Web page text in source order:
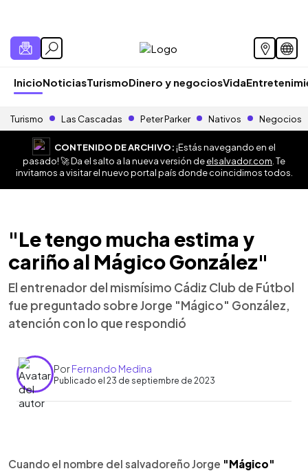
InicioNoticiasTurismoDinero y negociosVida
Turismo Las Cascadas Peter Parker Nativos Negocios
CONTENIDO DE ARCHIVO:¡Estás navegando en el
pasado! 🚀 Da el salto a la nueva versión deelsalvador.com . Te
invitamos a visitar el nuevo portal país donde coincidimos todos.
"Le tengo mucha estima y
cariño al Mágico González"
El entrenador del mismísimo Cádiz Club de Fútbol
fue preguntado sobre Jorge "Mágico" González,
atención con lo que respondió
PorFernando Medina
Publicado el 23 de septiembre de 2023
► Escuchar artículo
Cuando el nombre del salvadoreño Jorge "Mágico"